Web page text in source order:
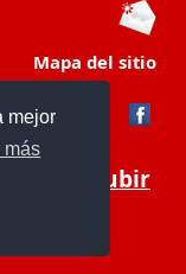
mejor
más
Mapa del sitio
Subir